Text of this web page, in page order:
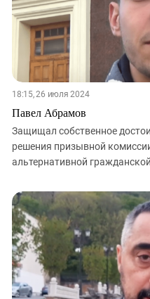
18:15, 26 июля 2024
Павел Абрамов
Защищал собственное
решения призывной
альтернативной